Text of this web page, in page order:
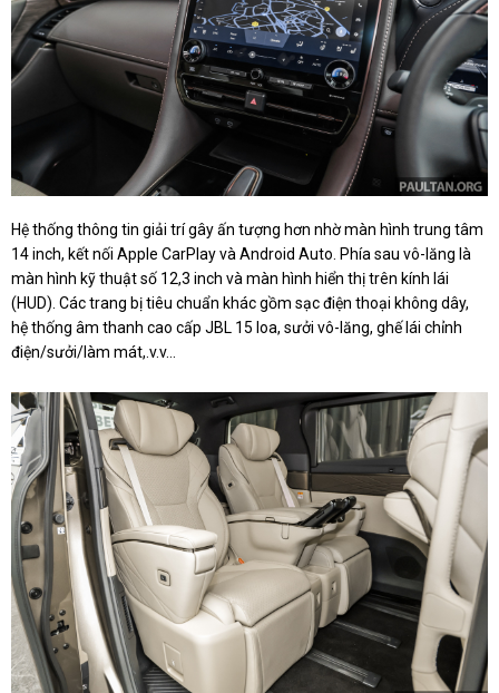
Hệ thống thông tin giải trí gây ấn tượng hơn nhờ màn hình trung tâm
14 inch, kết nối Apple CarPlay và Android Auto. Phía sau vô-lăng là
màn hình kỹ thuật số 12,3 inch và màn hình hiển thị trên kính lái
(HUD). Các trang bị tiêu chuẩn khác gồm sạc điện thoại không dây,
hệ thống âm thanh cao cấp JBL 15 loa, sưởi vô-lăng, ghế lái chỉnh
điện/sưởi/làm mát,.v.v…